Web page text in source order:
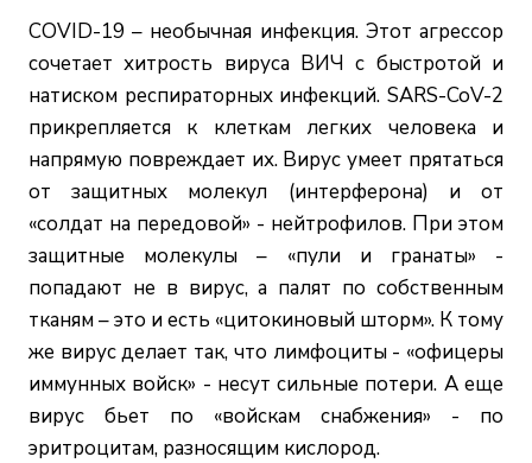
COVID-19 – необычная инфекция. Этот агрессор
сочетает хитрость вируса ВИЧ с быстротой и
натиском респираторных инфекций. SARS-CoV-2
прикрепляется к клеткам легких человека и
напрямую повреждает их. Вирус умеет прятаться
от защитных молекул (интерферона) и от
«солдат на передовой» - нейтрофилов. При этом
защитные молекулы – «пули и гранаты» -
попадают не в вирус, а палят по собственным
тканям – это и есть «цитокиновый шторм». К тому
же вирус делает так, что лимфоциты - «офицеры
иммунных войск» - несут сильные потери. А еще
вирус бьет по «войскам снабжения» - по
эритроцитам, разносящим кислород.